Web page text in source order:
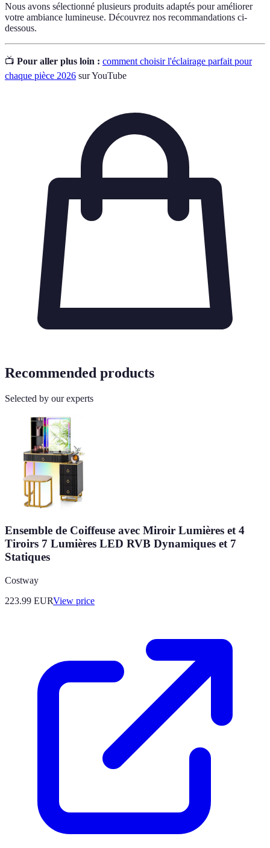
Nous avons sélectionné plusieurs produits adaptés pour améliorer
votre ambiance lumineuse. Découvrez nos recommandations ci-
dessous.
📺 Pour aller plus loin : comment choisir l'éclairage parfait pour
chaque pièce 2026 sur YouTube
Recommended products
Selected by our experts
Ensemble de Coiffeuse avec Miroir Lumières et 4
Tiroirs 7 Lumières LED RVB Dynamiques et 7
Statiques
Costway
223.99 EURView price